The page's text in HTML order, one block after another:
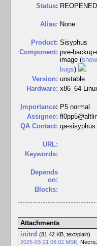
Status: REOPENED
Alias: None
Product: Sisyphus
Component: pve-
image (
bugs)
Version: unstable
Hardware: x86_64
mportance: P5 normal
Assignee:
QA Contact: qa-sisyphus
URL:
Keywords:
Depends
on:
Blocks:
Attachments
initrd (81.42 KB, text/plain)
2025-03-21 06:02 MSK,